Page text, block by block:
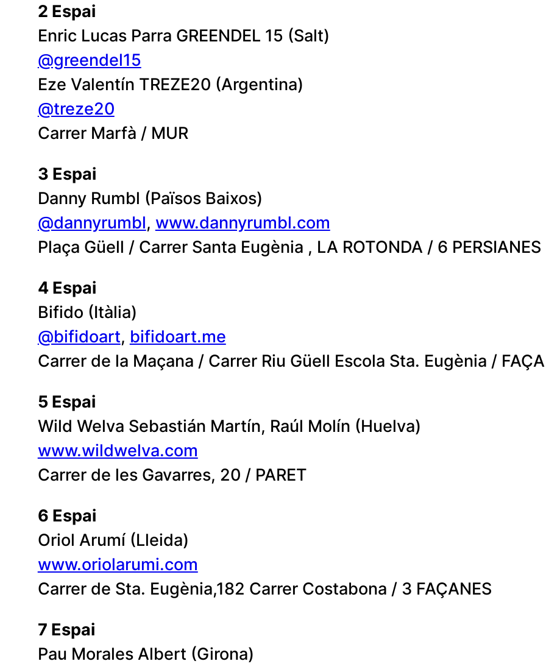
2 Espai
Enric Lucas Parra GREENDEL 15 (Salt)
@greendel15
Eze Valentín TREZE20 (Argentina)
@treze20
Carrer Marfà / MUR
3 Espai
Danny Rumbl (Països Baixos)
@dannyrumbl, www.dannyrumbl.com
Plaça Güell / Carrer Santa Eugènia , LA ROTONDA / 6 PERSIANES
4 Espai
Bifido (Itàlia)
@bifidoart, bifidoart.me
Carrer de la Maçana / Carrer Riu Güell Escola Sta. Eugènia /
5 Espai
Wild Welva Sebastián Martín, Raúl Molín (Huelva)
www.wildwelva.com
Carrer de les Gavarres, 20 / PARET
6 Espai
Oriol Arumí (Lleida)
www.oriolarumi.com
Carrer de Sta. Eugènia,182 Carrer Costabona / 3 FAÇANES
7 Espai
Pau Morales Albert (Girona)